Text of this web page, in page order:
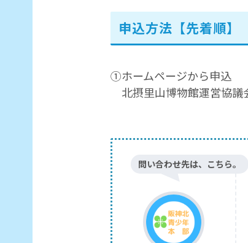
申込方法【先着順】
①ホームページから申込
北摂里山博物館運営
問い合わせ先は、こちら。